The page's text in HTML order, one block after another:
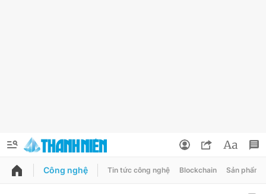
QUẢNG CÁO ĐẶT BÁO
Công nghệ Tin tức công nghệ Blockchain Sản phẩm